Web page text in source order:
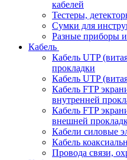
кабелей
Тестеры,
Сумки для
Разные приборы
Кабель
Кабель UTP
прокладки
Кабель UTP
Кабель FTP
внутренней
Кабель FTP
внешней
Кабели силовые
Кабель
Провода связи,